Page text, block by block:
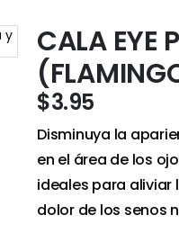
CALA EYE
$3.95
Disminuya la
en el área de los
ideales para aliviar
dolor de los senos